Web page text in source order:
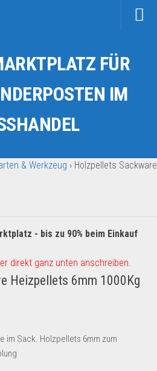
FÜR
IM
& Werkzeug › Holzpellets Sackware
- bis zu 90% beim Einkauf
direkt ganz unten anschreiben.
Heizpellets 6mm 1000Kg
im Sack. Holzpellets 6mm zum